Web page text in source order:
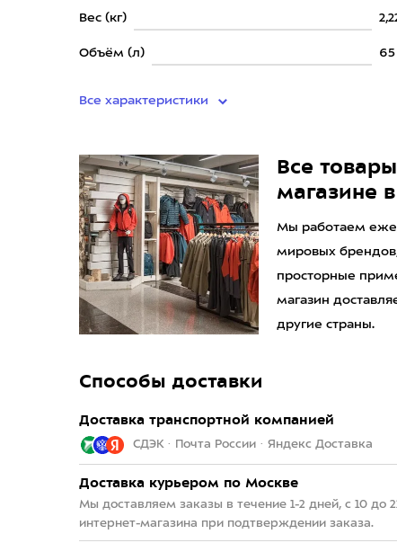
Вес (кг)
Объём (л) 65
Все характеристики
Все
магазине
Мы работаем
мировых
просторные
магазин
другие страны.
Способы доставки
Доставка транспортной компанией
СДЭК · Почта России · Яндекс Доставка
Доставка курьером по Москве
Мы доставляем заказы в течение 1-2 дней, с 10 до
интернет-магазина при подтверждении заказа.